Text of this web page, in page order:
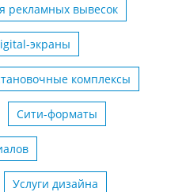
рекламных вывесок
экраны
комплексы
Сити-форматы
Услуги дизайна